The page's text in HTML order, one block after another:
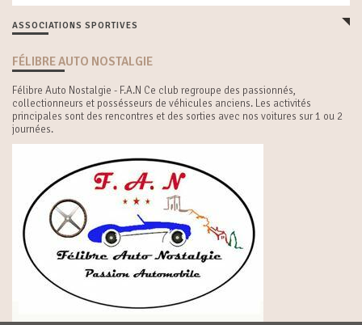
ASSOCIATIONS SPORTIVES
FÉLIBRE AUTO NOSTALGIE
Félibre Auto Nostalgie - F.A.N Ce club regroupe des passionnés,
collectionneurs et possésseurs de véhicules anciens. Les activités
principales sont des rencontres et des sorties avec nos voitures sur 1 ou 2
journées.